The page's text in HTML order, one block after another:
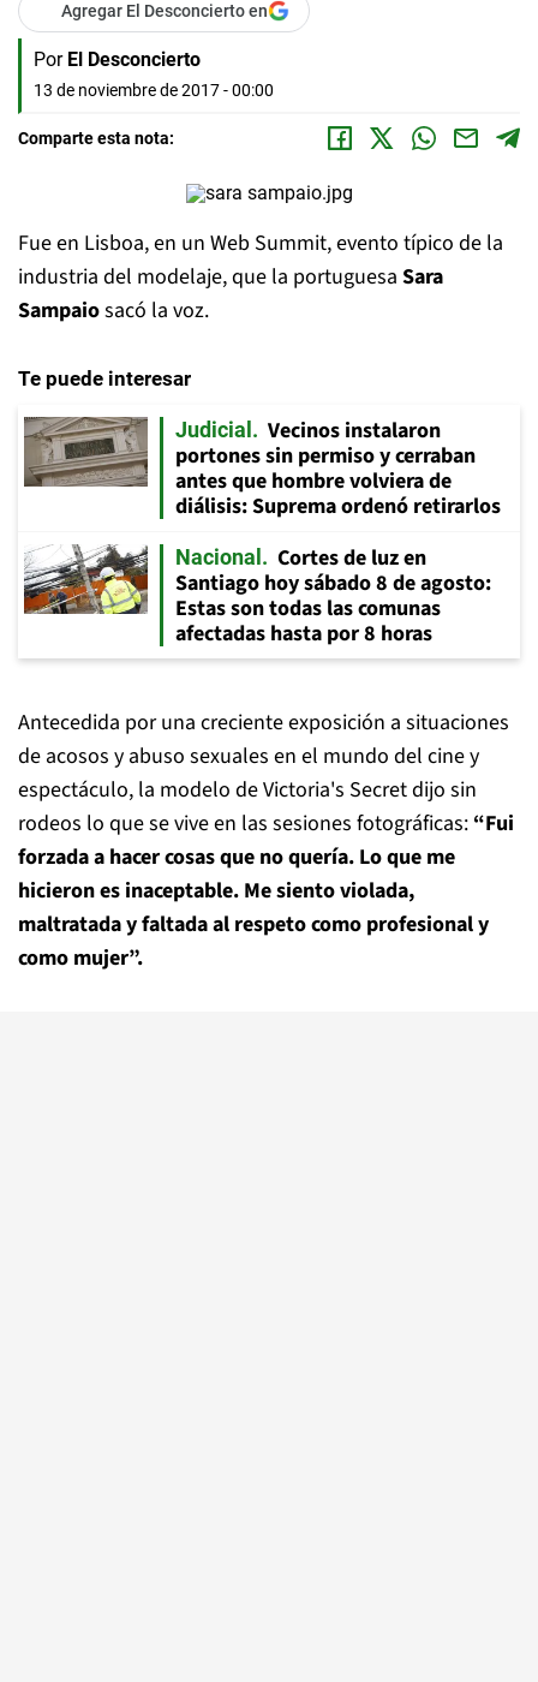
Agregar El Desconcierto en
Por El Desconcierto
13 de noviembre de 2017 - 00:00
Comparte esta nota:
Fue en Lisboa, en un Web Summit, evento típico de la
industria del modelaje, que la portuguesa Sara
Sampaiosacó la voz.
Te puede interesar
Judicial
Vecinos instalaron
portones sin permiso y cerraban
antes que hombre volviera de
diálisis: Suprema ordenó retirarlos
Nacional
Cortes de luz en
Santiago hoy sábado 8 de agosto:
Estas son todas las comunas
afectadas hasta por 8 horas
Antecedida por una creciente exposición a situaciones
de acosos y abuso sexuales en el mundo del cine y
espectáculo, la modelo de Victoria's Secret dijo sin
rodeos lo que se vive en las sesiones fotográficas: “Fui
forzada a hacer cosas que no quería. Lo que me
hicieron es inaceptable. Me siento violada,
maltratada y faltada al respeto como profesional y
como mujer”.